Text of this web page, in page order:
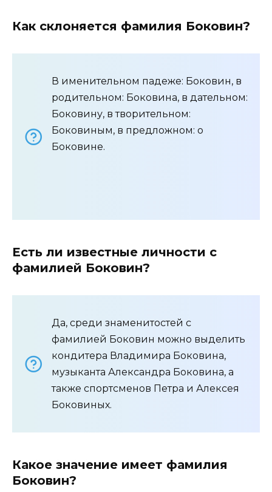
Как склоняется фамилия Боковин?
В именительном падеже: Боковин, в
родительном: Боковина, в дательном:
Боковину, в творительном:
Боковиным, в предложном: о
Боковине.
Есть ли известные личности с
фамилией Боковин?
Да, среди знаменитостей с
фамилией Боковин можно выделить
кондитера Владимира Боковина,
музыканта Александра Боковина, а
также спортсменов Петра и Алексея
Боковиных.
Какое значение имеет фамилия
Боковин?